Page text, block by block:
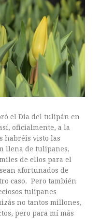
el Dia del tulipán en
oficialmente, a la
habréis visto las
llena de tulipanes,
de ellos para el
afortunados de
caso. Pero también
tulipanes
no tantos millones,
pero para mí más